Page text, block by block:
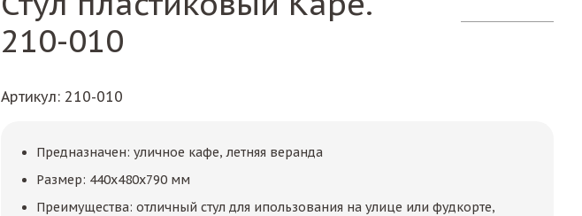
210-010
Артикул: 210-010
Предназначен: уличное кафе, летняя веранда
Размер: 440x480x790 мм
Преимущества: отличный стул для ипользования на улице или фудкорте,